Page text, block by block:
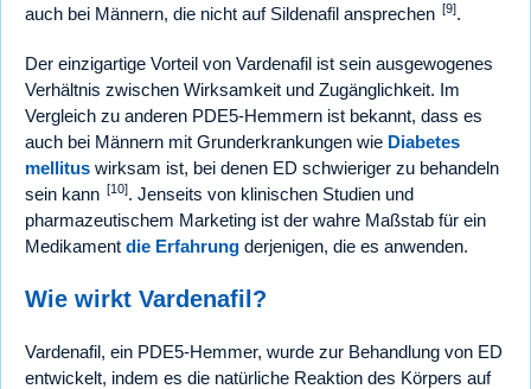
auch bei Männern, die nicht auf Sildenafil ansprechen [9].
Der einzigartige Vorteil von Vardenafil ist sein ausgewogenes
Verhältnis zwischen Wirksamkeit und Zugänglichkeit. Im
Vergleich zu anderen PDE5-Hemmern ist bekannt, dass es
auch bei Männern mit Grunderkrankungen wie Diabetes
mellitus wirksam ist, bei denen ED schwieriger zu behandeln
sein kann [10]. Jenseits von klinischen Studien und
pharmazeutischem Marketing ist der wahre Maßstab für ein
Medikament die Erfahrung derjenigen, die es anwenden.
Wie wirkt Vardenafil?
Vardenafil, ein PDE5-Hemmer, wurde zur Behandlung von ED
entwickelt, indem es die natürliche Reaktion des Körpers auf